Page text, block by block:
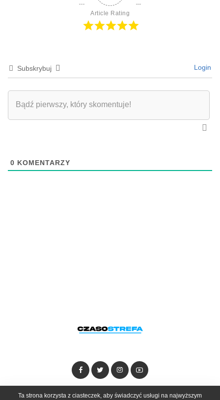
Article Rating
Subskrybuj Login
0 KOMENTARZY
Dołącz do zespołu Kontakt Reklama
Ta strona korzysta z ciasteczek, aby świadczyć usługi na najwyższym